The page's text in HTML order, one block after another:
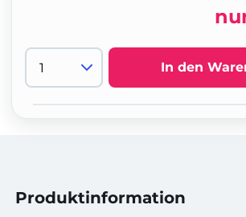
In den
Produktinformation